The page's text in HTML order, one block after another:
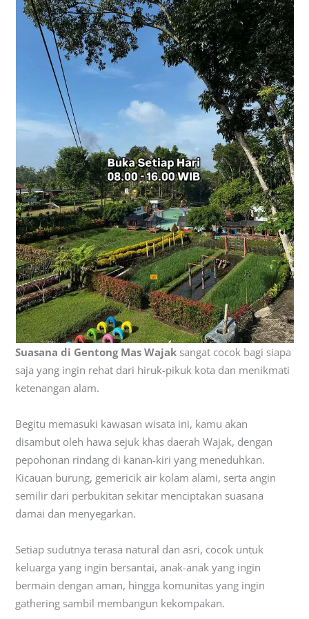
Suasana di Gentong Mas Wajak sangat cocok bagi siapa
saja yang ingin rehat dari hiruk-pikuk kota dan menikmati
ketenangan alam.
Begitu memasuki kawasan wisata ini, kamu akan
disambut oleh hawa sejuk khas daerah Wajak, dengan
pepohonan rindang di kanan-kiri yang meneduhkan.
Kicauan burung, gemericik air kolam alami, serta angin
semilir dari perbukitan sekitar menciptakan suasana
damai dan menyegarkan.
Setiap sudutnya terasa natural dan asri, cocok untuk
keluarga yang ingin bersantai, anak-anak yang ingin
bermain dengan aman, hingga komunitas yang ingin
gathering sambil membangun kekompakan.